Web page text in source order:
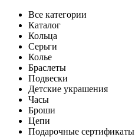
Все категории
Каталог
Кольца
Серьги
Колье
Браслеты
Подвески
Детские украшения
Часы
Броши
Цепи
Подарочные сертификаты